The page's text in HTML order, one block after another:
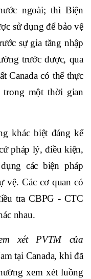
ngoài; thì Biện
sử dụng để bảo vệ
sự gia tăng nhập
trước được, qua
Canada có thể thực
trong một thời gian
khác biệt đáng kể
pháp lý, điều kiện,
các biện pháp
vệ. Các cơ quan có
tra CBPG - CTC
nhau.
xét PVTM của
tại Canada, khi đã
xem xét luồng